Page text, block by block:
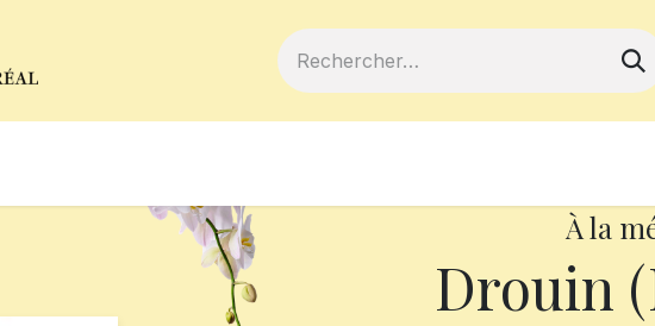
À la
Drouin